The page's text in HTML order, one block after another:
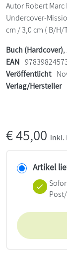
Autor Robert
Undercover-
cm / 3,0 cm ( B/H/
Buch (Hardcover),
EAN
Veröffentlicht
Verlag/Hersteller
€45,00 inkl.
Artikel